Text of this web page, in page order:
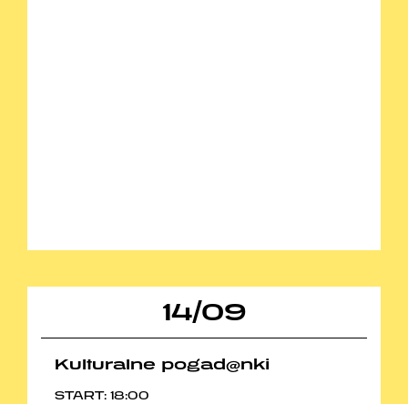
14/09
Kulturalne pogad@nki
START: 18:00